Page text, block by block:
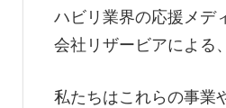
ハビリ業界の応援メデ
会社リザービアによる
私たちはこれらの事業